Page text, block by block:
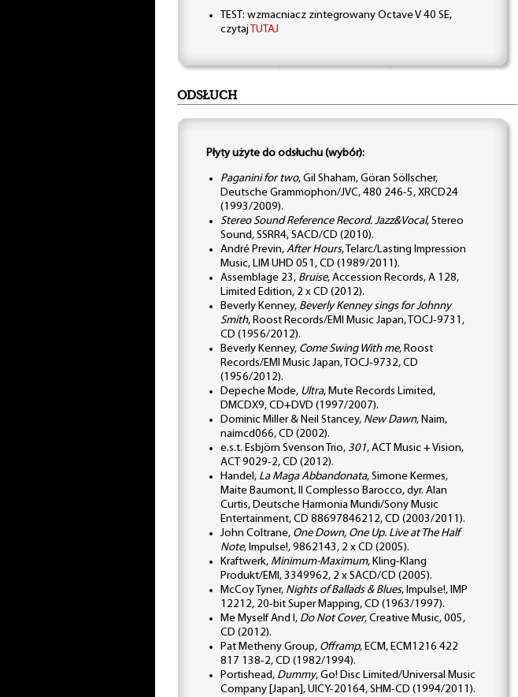
TEST: wzmacniacz zintegrowany Octave V 40 SE,
czytaj TUTAJ
ODSŁUCH
Płyty użyte do odsłuchu (wybór):
Paganini for two, Gil Shaham, Göran Söllscher,
Deutsche Grammophon/JVC, 480 246-5, XRCD24
(1993/2009).
Stereo Sound Reference Record. Jazz&Vocal, Stereo
Sound, SSRR4, SACD/CD (2010).
André Previn, After Hours, Telarc/Lasting Impression
Music, LIM UHD 051, CD (1989/2011).
Assemblage 23, Bruise, Accession Records, A 128,
Limited Edition, 2 x CD (2012).
Beverly Kenney, Beverly Kenney sings for Johnny
Smith, Roost Records/EMI Music Japan, TOCJ-9731,
CD (1956/2012).
Beverly Kenney, Come Swing With me, Roost
Records/EMI Music Japan, TOCJ-9732, CD
(1956/2012).
Depeche Mode, Ultra, Mute Records Limited,
DMCDX9, CD+DVD (1997/2007).
Dominic Miller & Neil Stancey, New Dawn, Naim,
naimcd066, CD (2002).
e.s.t. Esbjörn Svenson Trio, 301, ACT Music + Vision,
ACT 9029-2, CD (2012).
Handel, La Maga Abbandonata, Simone Kermes,
Maite Baumont, Il Complesso Barocco, dyr. Alan
Curtis, Deutsche Harmonia Mundi/Sony Music
Entertainment, CD 88697846212, CD (2003/2011).
John Coltrane, One Down, One Up. Live at The Half
Note, Impulse!, 9862143, 2 x CD (2005).
Kraftwerk, Minimum-Maximum, Kling-Klang
Produkt/EMI, 3349962, 2 x SACD/CD (2005).
McCoy Tyner, Nights of Ballads & Blues, Impulse!, IMP
12212, 20-bit Super Mapping, CD (1963/1997).
Me Myself And I, Do Not Cover, Creative Music, 005,
CD (2012).
Pat Metheny Group, Offramp, ECM, ECM1216 422
817 138-2, CD (1982/1994).
Portishead, Dummy, Go! Disc Limited/Universal Music
Company [Japan], UICY-20164, SHM-CD (1994/2011).